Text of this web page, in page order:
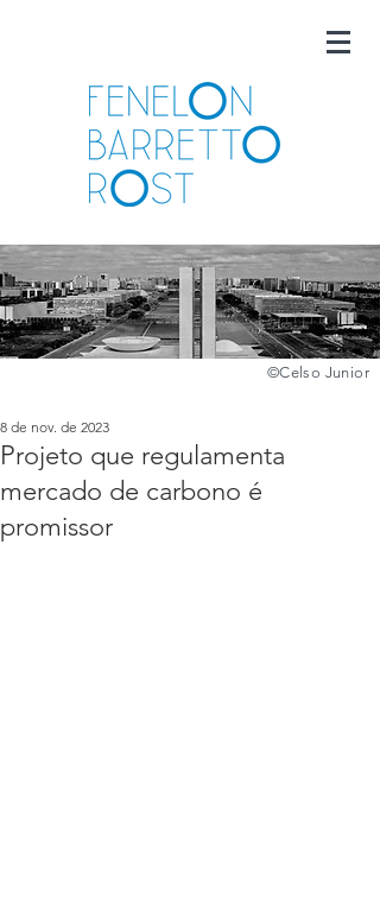
©️Celso Junior
Projeto que regulamenta
mercado de carbono é
promissor
8 de nov. de 2023